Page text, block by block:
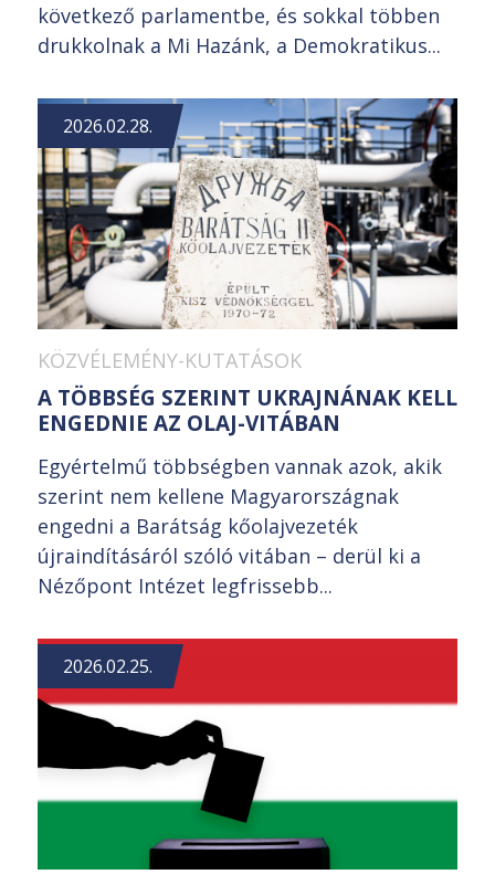
következő parlamentbe, és sokkal többen
drukkolnak a Mi Hazánk, a Demokratikus...
2026.02.28.
KÖZVÉLEMÉNY-KUTATÁSOK
A TÖBBSÉG SZERINT UKRAJNÁNAK KELL
ENGEDNIE AZ OLAJ-VITÁBAN
Egyértelmű többségben vannak azok, akik
szerint nem kellene Magyarországnak
engedni a Barátság kőolajvezeték
újraindításáról szóló vitában – derül ki a
Nézőpont Intézet legfrissebb...
2026.02.25.